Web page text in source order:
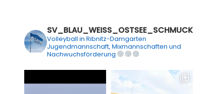
SV_BLAU_WEISS_OSTSEE_SCHMUCK
Volleyball in Ribnitz-Damgarten
Jugendmannschaft, Mixmannschaften und
Nachwuchsförderung